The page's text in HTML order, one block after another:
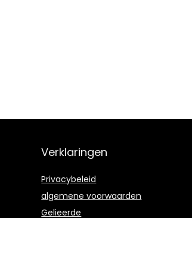
Verklaringen
Privacybeleid
algemene voorwaarden
Gelieerde